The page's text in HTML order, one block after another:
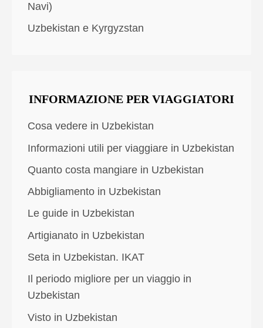
Navi)
Uzbekistan e Kyrgyzstan
INFORMAZIONE PER VIAGGIATORI
Cosa vedere in Uzbekistan
Informazioni utili per viaggiare in Uzbekistan
Quanto costa mangiare in Uzbekistan
Abbigliamento in Uzbekistan
Le guide in Uzbekistan
Artigianato in Uzbekistan
Seta in Uzbekistan. IKAT
Il periodo migliore per un viaggio in
Uzbekistan
Visto in Uzbekistan